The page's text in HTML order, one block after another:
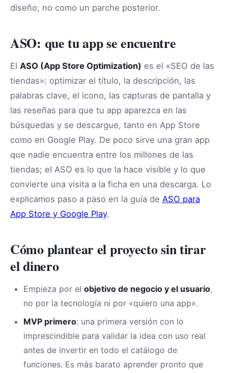
diseño, no como un parche posterior.
ASO: que tu app se encuentre
El ASO (App Store Optimization) es el «SEO de las
tiendas»: optimizar el título, la descripción, las
palabras clave, el icono, las capturas de pantalla y
las reseñas para que tu app aparezca en las
búsquedas y se descargue, tanto en App Store
como en Google Play. De poco sirve una gran app
que nadie encuentra entre los millones de las
tiendas; el ASO es lo que la hace visible y lo que
convierte una visita a la ficha en una descarga. Lo
explicamos paso a paso en la guía de ASO para
App Store y Google Play.
Cómo plantear el proyecto sin tirar
el dinero
Empieza por el objetivo de negocio y el usuario,
no por la tecnología ni por «quiero una app».
MVP primero: una primera versión con lo
imprescindible para validar la idea con uso real
antes de invertir en todo el catálogo de
funciones. Es más barato aprender pronto que